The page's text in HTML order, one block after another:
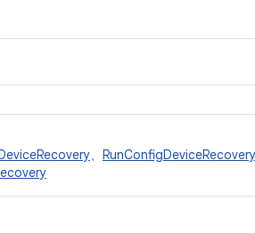
、 RunConfigDeviceRecovery